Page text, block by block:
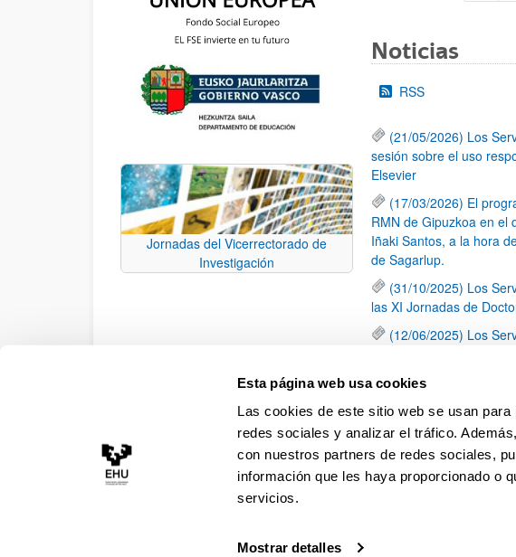
Esta página web usa cookies
Las cookies de este sitio web se usan
redes sociales y analizar el tráfico.
con nuestros partners de redes sociales,
información que les haya proporcionado o
servicios.
Mostrar detalles
Jornadas del Vicerrectorado de
Investigación
Noticias
RSS
(21/05/2026) Los
sesión sobre el uso
Elsevier
(17/03/2026) El
RMN de Gipuzkoa en el
Iñaki Santos, a la hora
de Sagarlup.
(31/10/2025) Los
las XI Jornadas de
(12/06/2025) Los
una caracterización